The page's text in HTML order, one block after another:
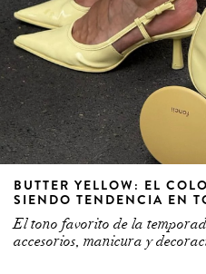
BUTTER YELLOW: EL
SIENDO TENDENCIA EN
El tono favorito de la
accesorios, manicura y